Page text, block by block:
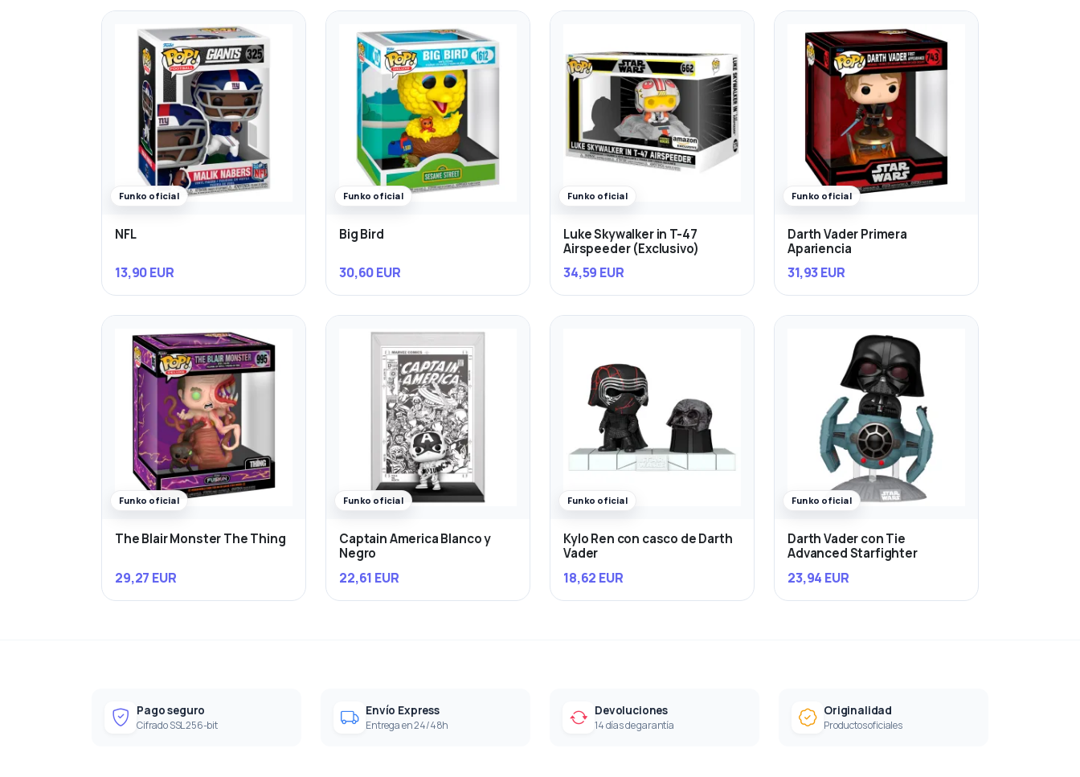
Funko oficial
NFL
13,90 EUR
Funko oficial
Big Bird
30,60 EUR
Funko oficial
Luke Skywalker in T-47
Airspeeder (Exclusivo)
34,59 EUR
Funko oficial
Darth Vader Primera
Apariencia
31,93 EUR
Funko oficial
The Blair Monster The Thing
29,27 EUR
Funko oficial
Captain America Blanco y
Negro
22,61 EUR
Funko oficial
Kylo Ren con casco de Darth
Vader
18,62 EUR
Funko oficial
Darth Vader con Tie
Advanced Starfighter
23,94 EUR
Pago seguro
Cifrado SSL 256-bit
Envío Express
Entrega en 24/48h
Devoluciones
14 días de garantía
Originalidad
Productos oficiales